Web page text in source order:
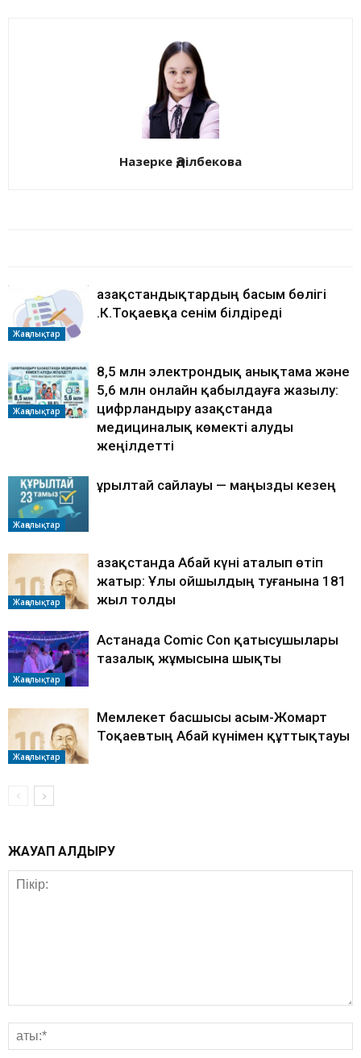
Назерке Әділбекова
Жаңалықтар
Қазақстандықтардың басым бөлігі
Қ.К.Тоқаевқа сенім білдіреді
Жаңалықтар
8,5 млн электрондық анықтама және
5,6 млн онлайн қабылдауға жазылу:
цифрландыру Қазақстанда
медициналық көмекті алуды
жеңілдетті
Жаңалықтар
Құрылтай сайлауы — маңызды кезең
Жаңалықтар
Қазақстанда Абай күні аталып өтіп
жатыр: Ұлы ойшылдың туғанына 181
жыл толды
Жаңалықтар
Астанада Comic Con қатысушылары
тазалық жұмысына шықты
Жаңалықтар
Мемлекет басшысы Қасым-Жомарт
Тоқаевтың Абай күнімен құттықтауы
ЖАУАП ҚАЛДЫРУ